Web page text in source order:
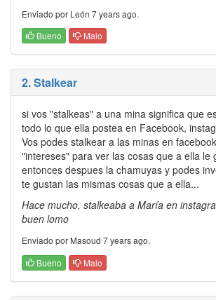
Enviado por León 7 years ago.
Bueno
Malo
2. Stalkear
si vos "stalkeas" a una mina significa que
todo lo que ella postea en Facebook,
Vos podes stalkear a las minas en
"intereses" para ver las cosas que a ella le
entonces despues la chamuyas y podes
te gustan las mismas cosas que a ella...
Hace mucho, stalkeaba a María en
buen lomo
Enviado por Masoud 7 years ago.
Bueno
Malo